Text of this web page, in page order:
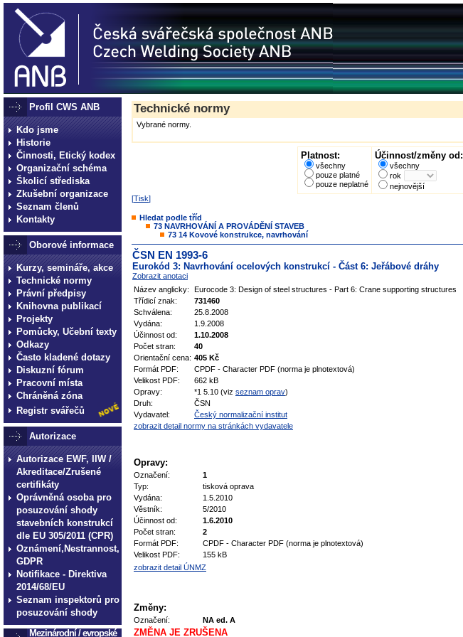
Profil CWS ANB
Kdo jsme
Historie
Činnosti, Etický kodex
Organizační schéma
Školicí střediska
Zkušební organizace
Seznam členů
Kontakty
Oborové informace
Kurzy, semináře, akce
Technické normy
Právní předpisy
Knihovna publikací
Projekty
Pomůcky, Učební texty
Odkazy
Často kladené dotazy
Diskuzní fórum
Pracovní místa
Chráněná zóna
Registr svářečů
Autorizace
Autorizace EWF, IIW /
Akreditace/Zrušené
certifikáty
Oprávněná osoba pro
posuzování shody
stavebních konstrukcí
dle EU 305/2011 (CPR)
Oznámení,Nestrannost,
GDPR
Notifikace - Direktiva
2014/68/EU
Seznam inspektorů pro
posuzování shody
Mezinárodní / evropské
Technické normy
Vybrané normy.
Platnost:
všechny
pouze platné
pouze neplatné
Účinnost/změny od:
všechny
rok
nejnovější
[Tisk]
Hledat podle tříd
73 NAVRHOVÁNÍ A PROVÁDĚNÍ STAVEB
73 14 Kovové konstrukce, navrhování
ČSN EN 1993-6
Eurokód 3: Navrhování ocelových konstrukcí - Část 6: Jeřábové dráhy
Zobrazit anotaci
Název anglicky:
Eurocode 3: Design of steel structures - Part 6: Crane supporting structures
Třídicí znak:
731460
Schválena:
25.8.2008
Vydána:
1.9.2008
Účinnost od:
1.10.2008
Počet stran:
40
Orientační cena: 405 Kč
Formát PDF:
CPDF - Character PDF (norma je plnotextová)
Velikost PDF:
662 kB
Opravy:
*1 5.10 (viz seznam oprav)
Druh:
ČSN
Vydavatel:
Český normalizační institut
zobrazit detail normy na stránkách vydavatele
Opravy:
Označení:
1
Typ:
tisková oprava
Vydána:
1.5.2010
Věstník:
5/2010
Účinnost od:
1.6.2010
Počet stran:
2
Formát PDF:
CPDF - Character PDF (norma je plnotextová)
Velikost PDF:
155 kB
zobrazit detail ÚNMZ
Změny:
Označení: NA ed. A
ZMĚNA JE ZRUŠENA